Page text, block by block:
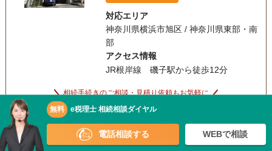
対応エリア
神奈川県横浜市旭区 / 神奈川県東部・南
部
アクセス情報
JR根岸線 磯子駅から徒歩12分
相続手続きのご相談・見積り依頼もお気軽に
e税理士専門スタッフに無料相談
0120-951-761
相談
無料
無料 e税理士 相続相談ダイヤル
電話相談する WEBで相談